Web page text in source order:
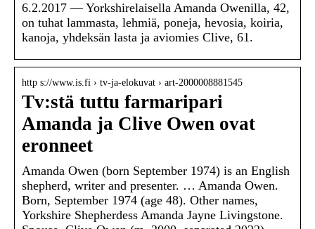
6.2.2017 — Yorkshirelaisella Amanda Owenilla, 42,
on tuhat lammasta, lehmiä, poneja, hevosia, koiria,
kanoja, yhdeksän lasta ja aviomies Clive, 61.
http s://www.is.fi › tv-ja-elokuvat › art-2000008881545
Tv:stä tuttu farmaripari
Amanda ja Clive Owen ovat
eronneet
Amanda Owen (born September 1974) is an English
shepherd, writer and presenter. … Amanda Owen.
Born, September 1974 (age 48). Other names,
Yorkshire Shepherdess Amanda Jayne Livingstone.